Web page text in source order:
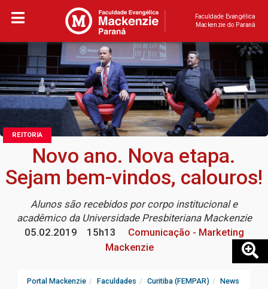
Faculdade Evangélica
Mackenzie do Paraná
REITORIA
Novo ano. Nova etapa.
Sejam bem-vindos, calouros!
Alunos são recebidos por corpo institucional e
acadêmico da Universidade Presbiteriana Mackenzie
05.02.2019
15h13
Comunicação - Marketing
Mackenzie
Portal Mackenzie Faculdades Curitiba (FEMPAR) News